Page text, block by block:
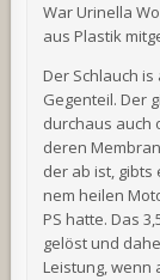
War Urinella
aus Plastik
Der Schlauch
Gegenteil. Der
durchaus auch
deren
der ab ist,
nem heilen
PS hatte. Das
gelöst und
Leistung, wenn